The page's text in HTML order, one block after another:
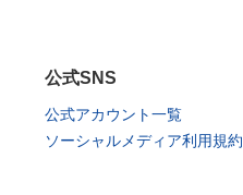
公式SNS
公式アカウント一覧
ソーシャルメディア利用規約